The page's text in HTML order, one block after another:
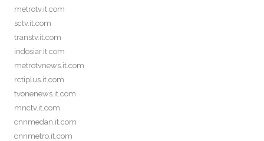
metrotv.it.com
sctv.it.com
transtv.it.com
indosiar.it.com
metrotvnews.it.com
rctiplus.it.com
tvonenews.it.com
mnctv.it.com
cnnmedan.it.com
cnnmetro.it.com